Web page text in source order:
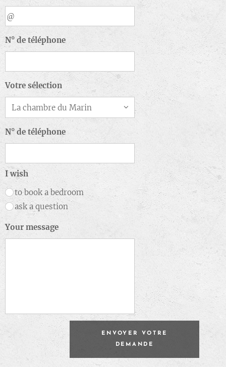
N° de téléphone
Votre sélection
N° de téléphone
I wish
to book a bedroom
ask a question
Your message
ENVOYER VOTRE
DEMANDE